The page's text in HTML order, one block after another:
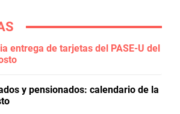
entrega de tarjetas del PASE-U del
y pensionados: calendario de la